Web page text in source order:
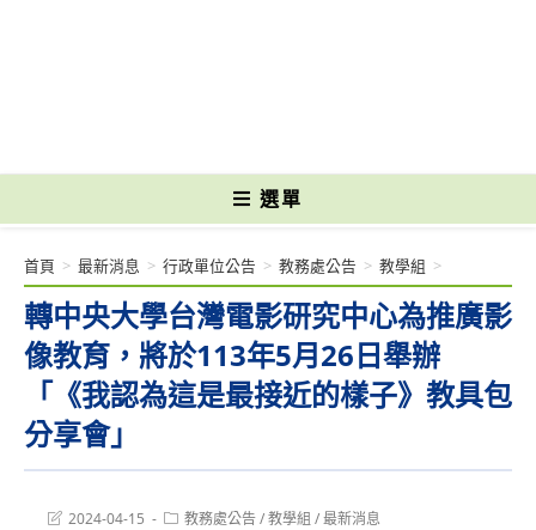
選單
轉中央大學台灣電影研究中心為推廣影
像教育，將於113年5月26日舉辦
「《我認為這是最接近的樣子》教具包
分享會」
首頁 > 最新消息 > 行政單位公告 > 教務處公告 > 教學組 >
Post2024-04-15
Post教務處公告/教學組 /最新消息